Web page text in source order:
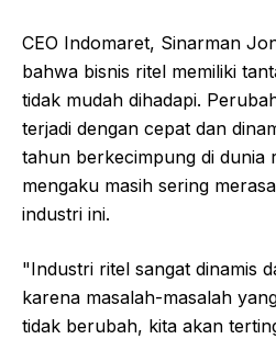
CEO Indomaret, Sinarman
bahwa bisnis ritel memiliki
tidak mudah dihadapi.
terjadi dengan cepat dan
tahun berkecimpung di dunia
mengaku masih sering
industri ini.
"Industri ritel sangat dinamis
karena masalah-masalah
tidak berubah, kita akan